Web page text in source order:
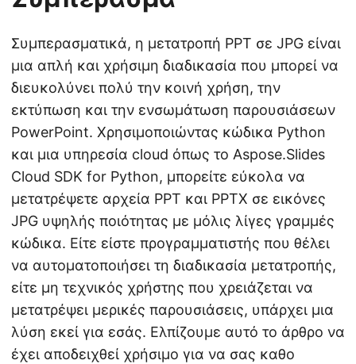
Συμπερασματικά, η μετατροπή PPT σε JPG είναι
μια απλή και χρήσιμη διαδικασία που μπορεί να
διευκολύνει πολύ την κοινή χρήση, την
εκτύπωση και την ενσωμάτωση παρουσιάσεων
PowerPoint. Χρησιμοποιώντας κώδικα Python
και μια υπηρεσία cloud όπως το Aspose.Slides
Cloud SDK for Python, μπορείτε εύκολα να
μετατρέψετε αρχεία PPT και PPTX σε εικόνες
JPG υψηλής ποιότητας με μόλις λίγες γραμμές
κώδικα. Είτε είστε προγραμματιστής που θέλει
να αυτοματοποιήσει τη διαδικασία μετατροπής,
είτε μη τεχνικός χρήστης που χρειάζεται να
μετατρέψει μερικές παρουσιάσεις, υπάρχει μια
λύση εκεί για εσάς. Ελπίζουμε αυτό το άρθρο να
έχει αποδειχθεί χρήσιμο για να σας καθο